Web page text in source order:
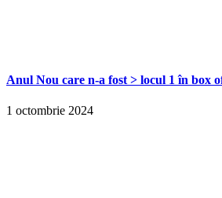
Anul Nou care n-a fost > locul 1 în box
1 octombrie 2024